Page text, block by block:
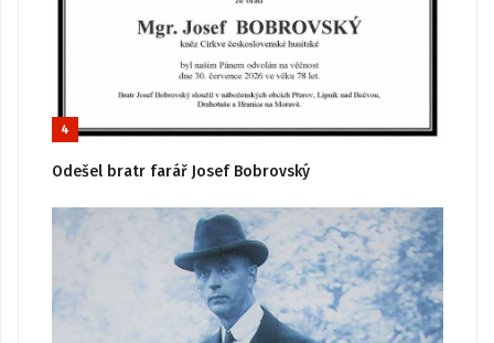
4
Odešel bratr farář Josef Bobrovský